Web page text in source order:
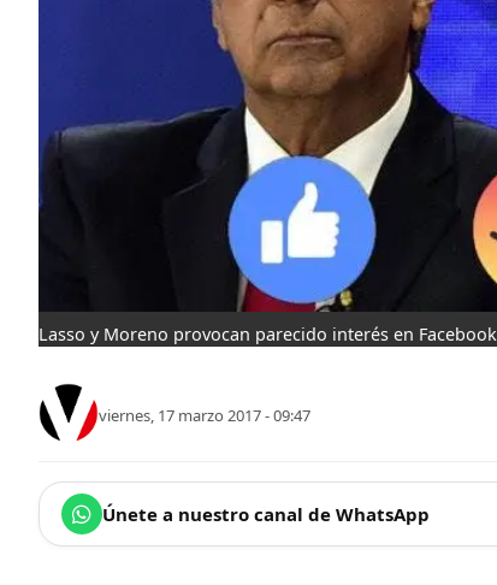
Lasso y Moreno provocan parecido interés en Facebook
viernes, 17 marzo 2017 - 09:47
Únete a nuestro canal de WhatsApp